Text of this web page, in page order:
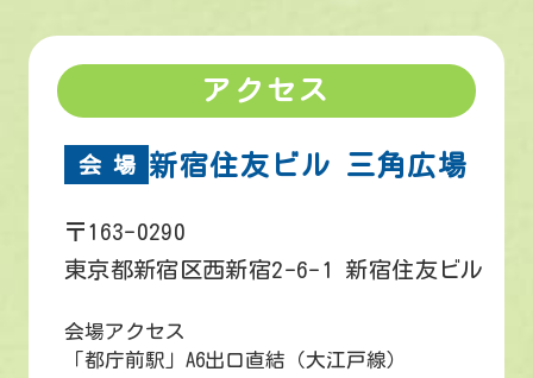
アクセス
会 場 新宿住友ビル 三角広場
〒163-0290
東京都新宿区西新宿2-6-1 新宿住友ビル
会場アクセス
「都庁前駅」A6出口直結（大江戸線）